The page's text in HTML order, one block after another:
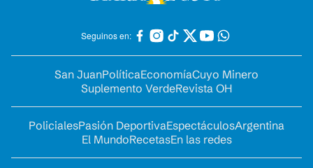
Seguinos en:
San JuanPolíticaEconomíaCuyo Minero
Suplemento VerdeRevista OH
PolicialesPasión DeportivaEspectáculosArgentina
El MundoRecetasEn las redes